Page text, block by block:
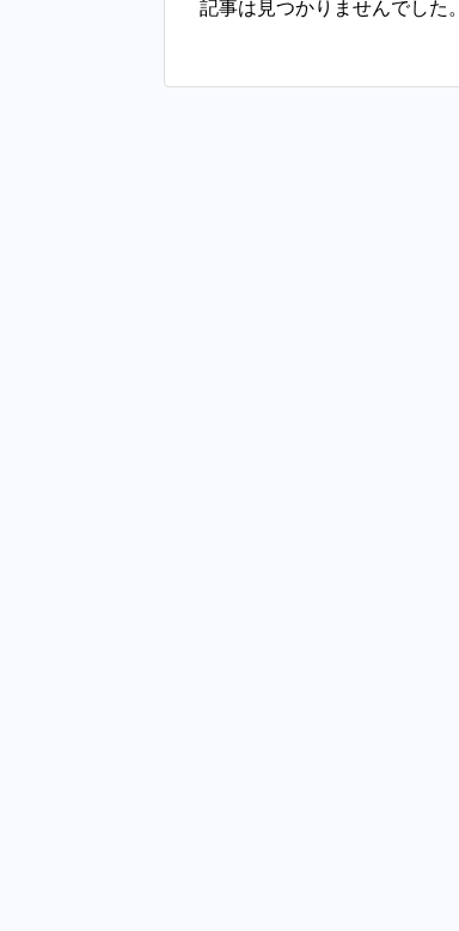
記事は見つかりませんでした。